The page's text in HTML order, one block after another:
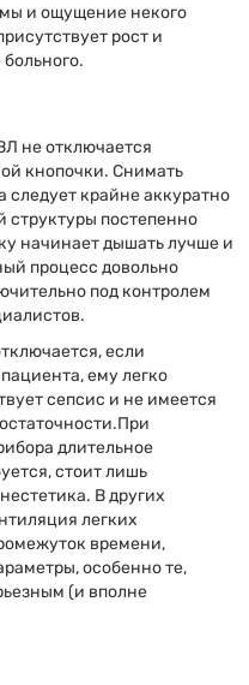
и ощущение некого
рост и
не отключается
кнопочки. Снимать
следует крайне аккуратно
структуры постепенно
начинает дышать лучше и
процесс довольно
под контролем
если
ему легко
сепсис и не имеется
длительное
стоит лишь
В других
легких
времени,
особенно те,
(и вполне